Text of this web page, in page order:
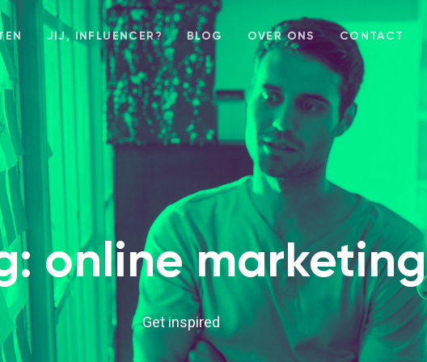
JIJ, INFLUENCER? BLOG OVER ONS CONTACT
online marketing
Get inspired